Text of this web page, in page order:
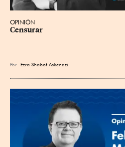
OPINIÓN
Censurar
Por Ezra Shabot Askenazi